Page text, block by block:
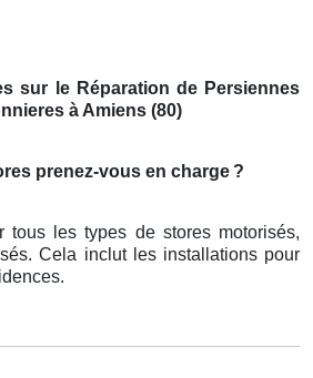
sur le Réparation de Persiennes
à Amiens (80)
prenez-vous en charge ?
tous les types de stores motorisés,
Cela inclut les installations pour